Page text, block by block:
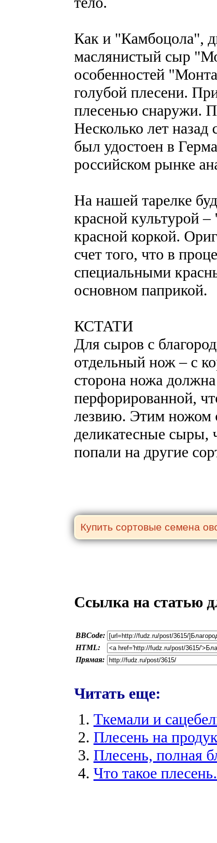
Как и "Камбоцола",
маслянистый сыр
особенностей
голубой плесени.
плесенью снаружи.
Несколько лет
был удостоен в
российском рынке
На нашей тарелке
красной культурой
красной коркой.
счет того, что в
специальными
основном паприкой.
КСТАТИ
Для сыров с
отдельный нож – с
сторона ножа
перфорированной,
лезвию. Этим ножом
деликатесные сыры,
попали на другие
Ссылка на статью
BBCode:
HTML:
Прямая:
Читать еще:
Ткемали и
Плесень на
Плесень, полная
Что такое